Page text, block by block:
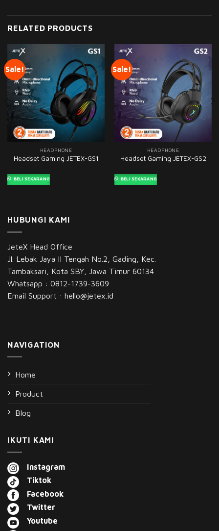
RELATED PRODUCTS
Sale!
HEADPHONE
Headset Gaming JETEX-GS1
BELI SEKARANG
Sale!
HEADPHONE
Headset Gaming JETEX-GS2
BELI SEKARANG
HUBUNGI KAMI
JeteX Head Office
Jl. Lebak Jaya II Tengah No.2, Gading, Kec.
Tambaksari, Kota SBY, Jawa Timur 60134
Whatsapp : 0812-1739-3609
Email Support : hello@jetex.id
NAVIGATION
Home
Product
Blog
IKUTI KAMI
Instagram
Tiktok
Facebook
Twitter
Youtube